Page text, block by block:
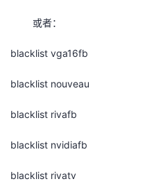
或者：
blacklist vga16fb
blacklist nouveau
blacklist rivafb
blacklist nvidiafb
blacklist rivatv